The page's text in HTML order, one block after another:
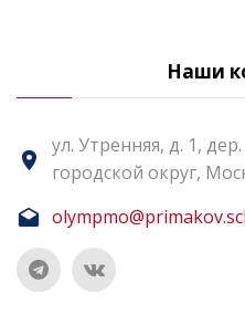
Наши
ул. Утренняя, д. 1,
городской округ,